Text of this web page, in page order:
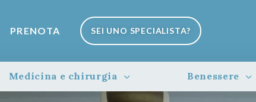
PRENOTA SEI UNO SPECIALISTA?
Medicina e chirurgia Benessere